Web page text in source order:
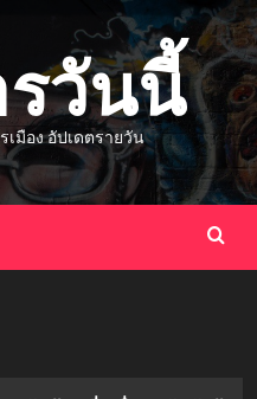
วันนี้
มือง อัปเดตรายวัน